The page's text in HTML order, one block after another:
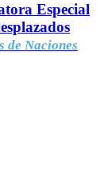
Especial
de Naciones